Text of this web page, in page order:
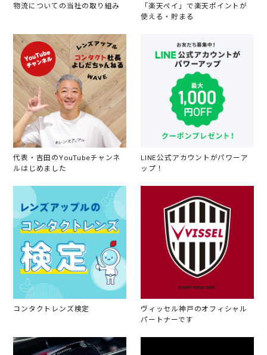
物流についての当社の取り組み
「楽天ペイ」で楽天ポイントが
使える・貯まる
代表・吉田のYouTubeチャンネ
ルはじめました
LINE公式アカウントがパワーア
ップ！
コンタクトレンズ検定
ヴィッセル神戸のオフィシャル
パートナーです